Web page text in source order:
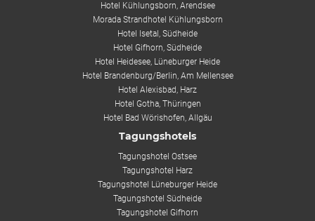
Hotel Kühlungsborn, Arendsee
Morada Strandhotel Kühlungsborn
Hotel Isetal, Südheide
Hotel Gifhorn, Südheide
Hotel Heidesee, Lüneburger Heide
Hotel Brandenburg/Berlin, Am Mellensee
Hotel Alexisbad, Harz
Hotel Gotha, Thüringen
Hotel Bad Wörishofen, Allgäu
Tagungshotels
Tagungshotel Ostsee
Tagungshotel Harz
Tagungshotel Lüneburger Heide
Tagungshotel Südheide
Tagungshotel Gifhorn